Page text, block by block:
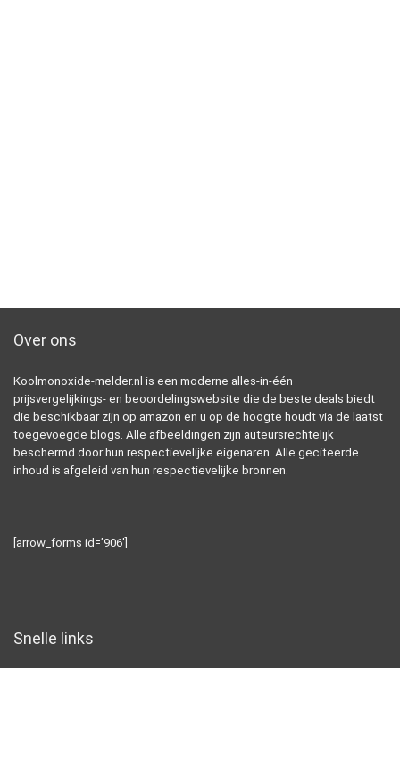
Over ons
Koolmonoxide-melder.nl is een moderne alles-in-één
prijsvergelijkings- en beoordelingswebsite die de beste deals biedt
die beschikbaar zijn op amazon en u op de hoogte houdt via de laatst
toegevoegde blogs. Alle afbeeldingen zijn auteursrechtelijk
beschermd door hun respectievelijke eigenaren. Alle geciteerde
inhoud is afgeleid van hun respectievelijke bronnen.
[arrow_forms id=’906′]
Snelle links